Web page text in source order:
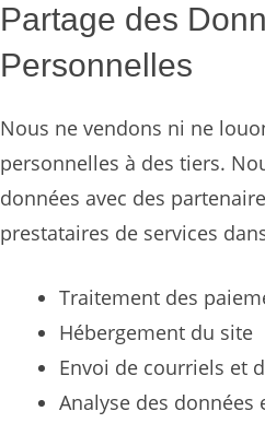
Partage des
Personnelles
Nous ne vendons ni ne
personnelles à des tiers.
données avec des
prestataires de services
Traitement des
Hébergement du site
Envoi de courriels et
Analyse des